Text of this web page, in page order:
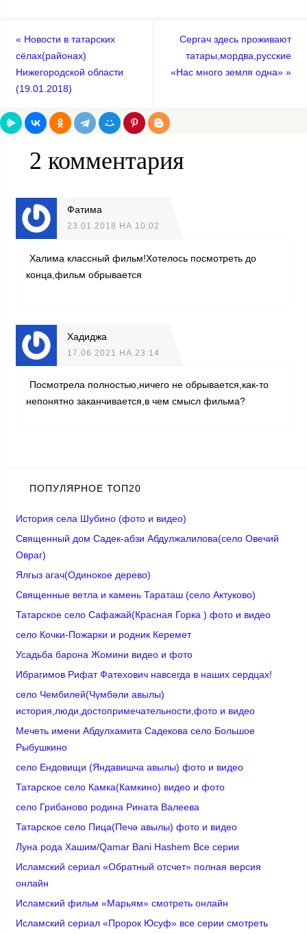
« Новости в татарских
сёлах(районах)
Нижегородской области
(19.01.2018)
Сергач здесь проживают
татары,мордва,русские
«Нас много земля одна»»
2 комментария
Фатима
23.01.2018 НА 10:02
Халима классный фильм!Хотелось посмотреть до
конца,фильм обрывается
Хадиджа
17.06.2021 НА 23:14
Посмотрела полностью,ничего не обрывается,как-то
непонятно заканчивается,в чем смысл фильма?
ПОПУЛЯРНОЕ ТОП20
История села Шубино (фото и видео)
Священный дом Садек-абзи Абдулжалилова(село Овечий
Овраг)
Ялгыз агач(Одинокое дерево)
Cвященные ветла и камень Тараташ (село Актуково)
Татарское село Сафажай(Красная Горка ) фото и видео
село Кочки-Пожарки и родник Керемет
Усадьба барона Жомини видео и фото
Ибрагимов Рифат Фатехович навсегда в наших сердцах!
село Чембилей(Чүмбәли авылы)
история,люди,достопримечательности,фото и видео
Мечеть имени Абдулхамита Садекова село Большое
Рыбушкино
село Ендовищи (Яндавишча авылы) фото и видео
Татарское село Камка(Камкино) видео и фото
село Грибаново родина Рината Валеева
Татарское село Пица(Печә авылы) фото и видео
Луна рода Хашим/Qamar Bani Hashem Все серии
Исламский сериал «Обратный отсчет» полная версия
онлайн
Исламский фильм «Марьям» смотреть онлайн
Исламский сериал «Пророк Юсуф» все серии смотреть